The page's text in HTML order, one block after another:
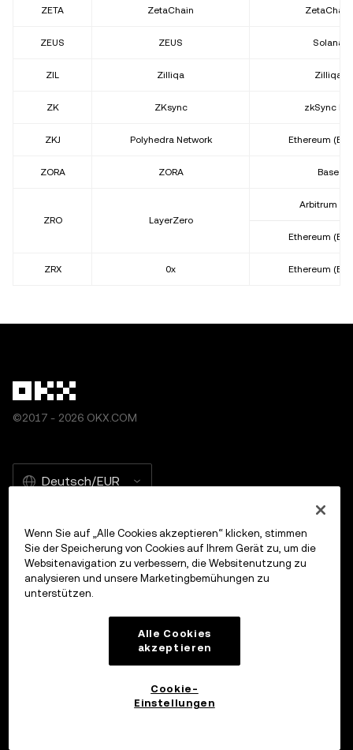
ZETA ZetaChain ZetaChain
ZEUS ZEUS Solana
ZIL Zilliqa Zilliqa
ZK ZKsync zkSync Era
ZKJ Polyhedra Network Ethereum
ZORA ZORA Base
ZRO LayerZero
Arbitrum
Ethereum
ZRX 0x Ethereum
©2017 - 2026 OKX.COM
Deutsch/EUR
Mehr über OKX
Produkte
Wenn Sie auf „Alle Cookies akzeptieren“ klicken, stimmen
Sie der Speicherung von Cookies auf Ihrem Gerät zu, um die
Websitenavigation zu verbessern, die Websitenutzung zu
analysieren und unsere Marketingbemühungen zu
unterstützen.
Alle Cookies
akzeptieren
Cookie-
Einstellungen